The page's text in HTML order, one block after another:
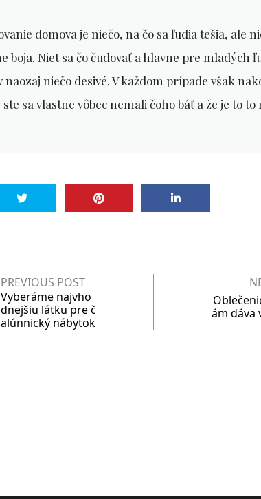
domova je niečo, na čo sa ľudia tešia, ale
boja. Niet sa čo čudovať a hlavne pre mladých
naozaj niečo desivé. V každom prípade však
ste sa vlastne vôbec nemali čoho báť a že je to
PREVIOUS POST
Vyberáme najvho
dnejšiu látku pre č
alúnnický nábytok
ám dáva